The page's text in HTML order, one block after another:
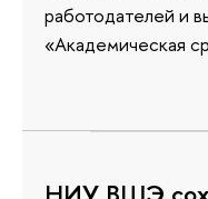
работодателей и
«Академическая